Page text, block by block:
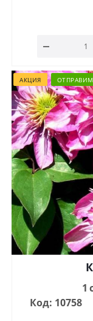
АКЦИЯ
1
Код: 10758